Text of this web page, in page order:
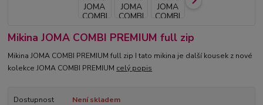
Mikina JOMA COMBI PREMIUM full zip
Mikina JOMA COMBI PREMIUM full zip I tato mikina je další kousek z nové
kolekce JOMA COMBI PREMIUM celý popis
Dostupnost
Není skladem